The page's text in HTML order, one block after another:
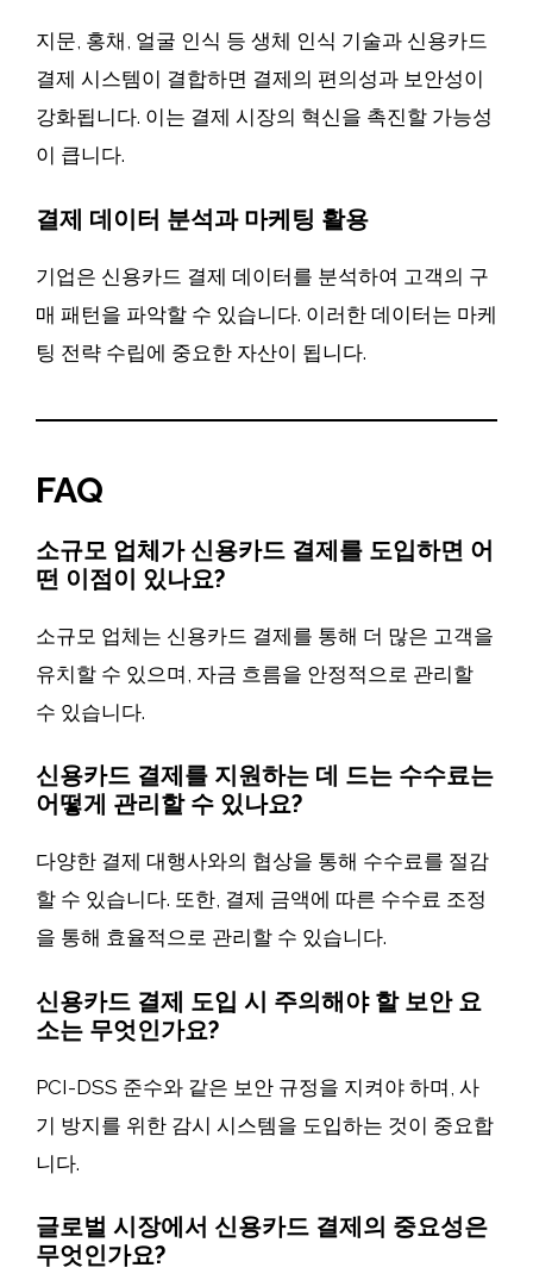
지문, 홍채, 얼굴 인식 등 생체 인식 기술과 신용카드
결제 시스템이 결합하면 결제의 편의성과 보안성이
강화됩니다. 이는 결제 시장의 혁신을 촉진할 가능성
이 큽니다.
결제 데이터 분석과 마케팅 활용
기업은 신용카드 결제 데이터를 분석하여 고객의 구
매 패턴을 파악할 수 있습니다. 이러한 데이터는 마케
팅 전략 수립에 중요한 자산이 됩니다.
FAQ
소규모 업체가 신용카드 결제를 도입하면 어
떤 이점이 있나요?
소규모 업체는 신용카드 결제를 통해 더 많은 고객을
유치할 수 있으며, 자금 흐름을 안정적으로 관리할
수 있습니다.
신용카드 결제를 지원하는 데 드는 수수료는
어떻게 관리할 수 있나요?
다양한 결제 대행사와의 협상을 통해 수수료를 절감
할 수 있습니다. 또한, 결제 금액에 따른 수수료 조정
을 통해 효율적으로 관리할 수 있습니다.
신용카드 결제 도입 시 주의해야 할 보안 요
소는 무엇인가요?
PCI-DSS 준수와 같은 보안 규정을 지켜야 하며, 사
기 방지를 위한 감시 시스템을 도입하는 것이 중요합
니다.
글로벌 시장에서 신용카드 결제의 중요성은
무엇인가요?